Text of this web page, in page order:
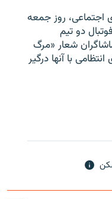
اجتماعی، روز جمعه
دو تیم
شعار «مرگ
با آنها درگیر